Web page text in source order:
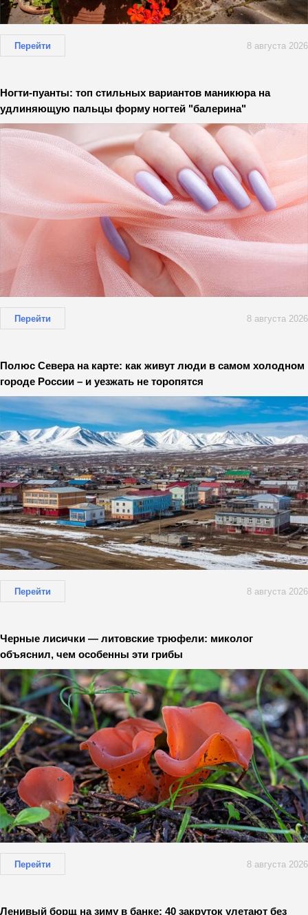
Перейти 8 августа 2026
Ногти-пуанты: топ стильных вариантов маникюра на
удлиняющую пальцы форму ногтей "балерина"
Перейти 8 августа 2026
Полюс Севера на карте: как живут люди в самом холодном
городе России – и уезжать не торопятся
Перейти 8 августа 2026
Черные лисички — литовские трюфели: миколог
объяснил, чем особенны эти грибы
Перейти 8 августа 2026
Ленивый борщ на зиму в банке: 40 закруток улетают без